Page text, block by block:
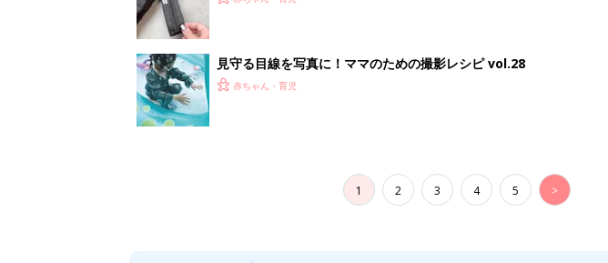
見守る目線を写真に！ママのための撮影レシピ vol.28
赤ちゃん・育児
1 2 3 4 5 >